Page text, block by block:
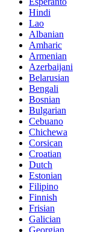
Hindi
Lao
Albanian
Amharic
Armenian
Azerbaijani
Belarusian
Bengali
Bosnian
Bulgarian
Cebuano
Chichewa
Corsican
Croatian
Dutch
Estonian
Filipino
Finnish
Frisian
Galician
Georgian